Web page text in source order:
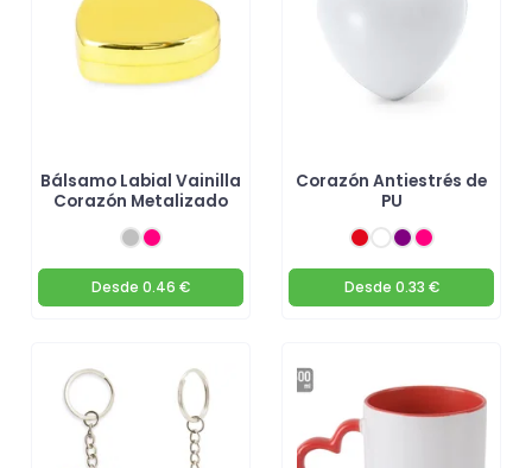
Bálsamo Labial Vainilla
Corazón Metalizado
Desde 0.46 €
Corazón Antiestrés de
PU
Desde 0.33 €